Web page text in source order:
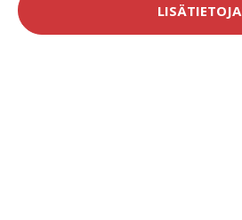
LISÄTIETOJA